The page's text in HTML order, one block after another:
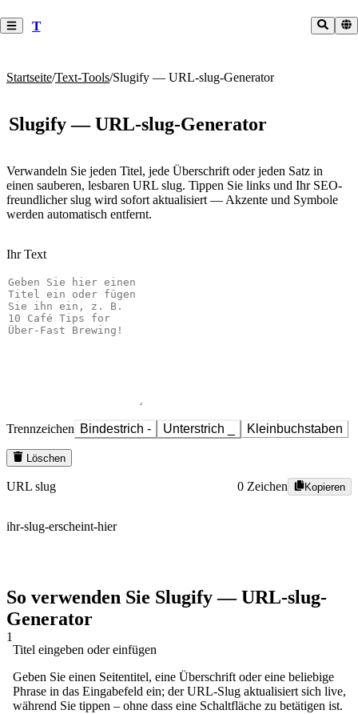
T
Startseite/Text-Tools/Slugify — URL-slug-Generator
Slugify — URL-slug-Generator
Verwandeln Sie jeden Titel, jede Überschrift oder jeden Satz in
einen sauberen, lesbaren URL slug. Tippen Sie links und Ihr SEO-
freundlicher slug wird sofort aktualisiert — Akzente und Symbole
werden automatisch entfernt.
Ihr Text
Trennzeichen Bindestrich - Unterstrich _ Kleinbuchstaben
Löschen
URL slug 0 Zeichen Kopieren
ihr-slug-erscheint-hier
So verwenden Sie Slugify — URL-slug-
Generator
1
Titel eingeben oder einfügen
Geben Sie einen Seitentitel, eine Überschrift oder eine beliebige
Phrase in das Eingabefeld ein; der URL-Slug aktualisiert sich live,
während Sie tippen – ohne dass eine Schaltfläche zu betätigen ist.